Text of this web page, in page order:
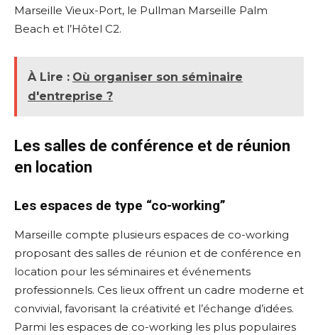
Marseille Vieux-Port, le Pullman Marseille Palm
Beach et l’Hôtel C2.
À Lire : Où organiser son séminaire
d'entreprise ?
Les salles de conférence et de réunion
en location
Les espaces de type “co-working”
Marseille compte plusieurs espaces de co-working
proposant des salles de réunion et de conférence en
location pour les séminaires et événements
professionnels. Ces lieux offrent un cadre moderne et
convivial, favorisant la créativité et l’échange d’idées.
Parmi les espaces de co-working les plus populaires